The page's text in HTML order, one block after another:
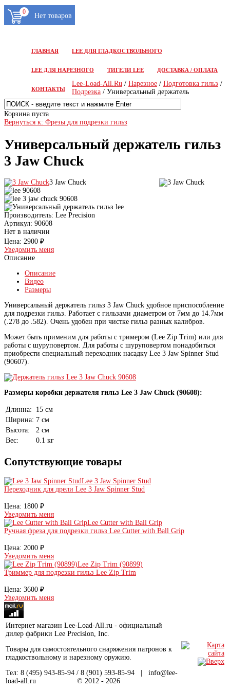
0
ГЛАВНАЯ LEE ДЛЯ ГЛАДКОСТВОЛЬНОГО
LEE ДЛЯ НАРЕЗНОГО ТИГЕЛИ LEE ДОСТАВКА / ОПЛАТА
КОНТАКТЫ
Lee-Load-All.Ru / Нарезное / Подготовка гильз /
Подрезка / Универсальный держатель
Корзина пуста
Вернуться к: Фрезы для подрезки гильз
Универсальный держатель гильз
3 Jaw Chuck
3 Jaw Chuck
Производитель: Lee Precision
Артикул: 90608
Нет в наличии
Цена: 2900 ₽
Уведомить меня
Описание
Описание
Видео
Размеры
Универсальный держатель гильз 3 Jaw Chuck удобное приспособление
для подрезки гильз. Работает с гильзами диаметром от 7мм до 14.7мм
(.278 до .582). Очень удобен при чистке гильз разных калибров.
Может быть применим для работы с тримером (Lee Zip Trim) или для
работы с шуруповертом. Для работы с шуруповертом понадобиться
приобрести специальный переходник насадку Lee 3 Jaw Spinner Stud
(90607).
Размеры коробки держателя гильз Lee 3 Jaw Chuck (90608):
Длинна:
15 см
Ширина: 7 см
Высота:
2 см
Вес:
0.1 кг
Сопутствующие товары
Lee 3 Jaw Spinner Stud
Переходник для дрели Lee 3 Jaw Spinner Stud
Цена: 1800 ₽
Уведомить меня
Lee Cutter with Ball Grip
Ручная фреза для подрезки гильз Lee Cutter with Ball Grip
Цена: 2000 ₽
Уведомить меня
Lee Zip Trim (90899)
Триммер для подрезки гильз Lee Zip Trim
Цена: 3600 ₽
Уведомить меня
Интернет магазин Lee-Load-All.ru - официальный
дилер фабрики Lee Precision, Inc.
Товары для самостоятельного снаряжения патронов к
гладкоствольному и нарезному оружию.
Тел: 8 (495) 943-85-94 / 8 (901) 593-85-94 | info@lee-
load-all.ru © 2012 - 2026